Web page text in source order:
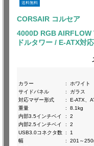
送料無料
CORSAIR コルセア
4000D RGB
ドルタワー / E-ATX対応
カラー
:
ホワイト
サイドパネル
:
ガラス
対応マザー形式
:
E-ATX、
重量
:
8.1kg
内部3.5インチベイ
:
2
内部2.5インチベイ
:
2
USB3.0コネクタ数 :
1
幅
:
201～